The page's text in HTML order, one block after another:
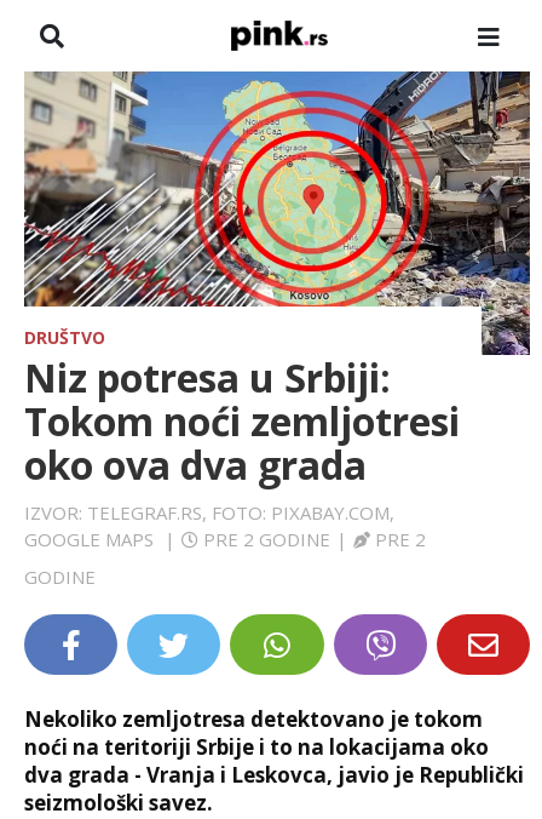
NASLOVNA
VESTI
ZADRUGA
SHOWBIZ
HRONIKA
FARMERI
TV
SPORT
LIFESTYLE
EXTRA
DRUŠTVO
Niz potresa u Srbiji:
Tokom noći zemljotresi
oko ova dva grada
IZVOR: TELEGRAF.RS, FOTO: PIXABAY.COM,
GOOGLE MAPS
| PRE 2 GODINE |
PRE 2
GODINE
Nekoliko zemljotresa detektovano je tokom
noći na teritoriji Srbije i to na lokacijama oko
dva grada - Vranja i Leskovca, javio je Republički
seizmološki savez.